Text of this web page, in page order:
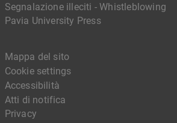
Segnalazione illeciti - Whistleblowing
Pavia University Press
Mappa del sito
Cookie settings
Accessibilità
Atti di notifica
Privacy